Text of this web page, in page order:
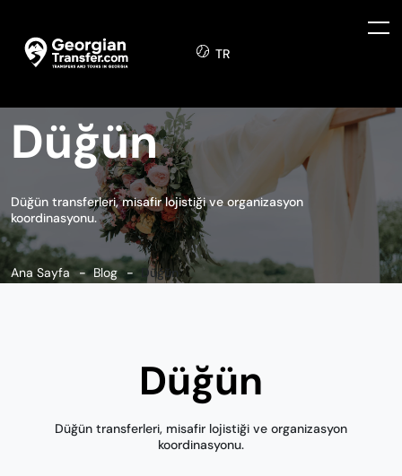
TR
Düğün
Düğün transferleri, misafir lojistiği ve organizasyon
koordinasyonu.
Ana Sayfa Blog Düğün
Düğün
Düğün transferleri, misafir lojistiği ve organizasyon
koordinasyonu.